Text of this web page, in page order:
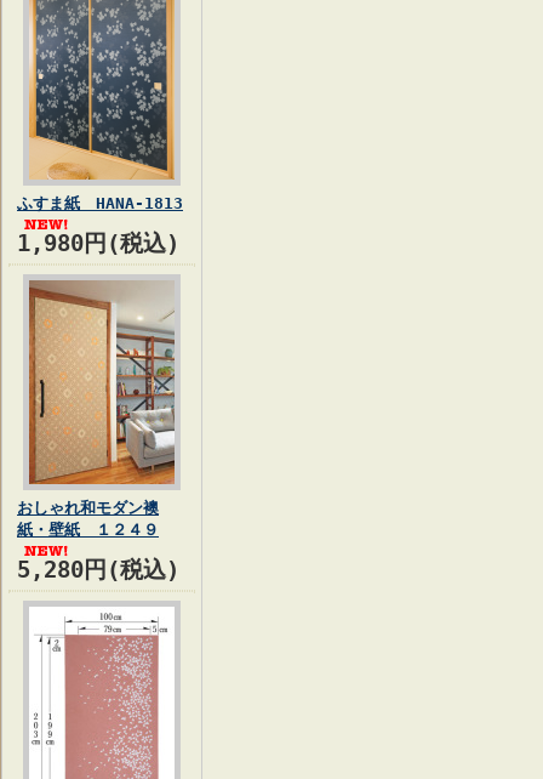
ふすま紙 HANA-1813
1,980円(税込)
おしゃれ和モダン襖
紙・壁紙 １２４９
5,280円(税込)